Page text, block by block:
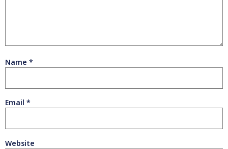
Name *
Email *
Website